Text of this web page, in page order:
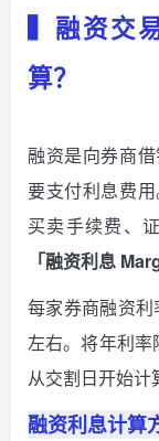
▍融资交
算？
融资是向券商
要支付利息费
买卖手续费、
「融资利息
每家券商融资
左右。将年利
从交割日开始计
融资利息计算